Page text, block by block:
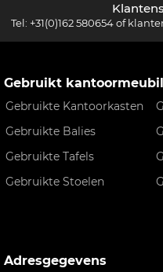
Tel: +31(0)162 580654of
Gebruikt
Gebruikte Kantoorkasten
Gebruikte Balies
Gebruikte Tafels
Gebruikte Stoelen
Adresgegevens